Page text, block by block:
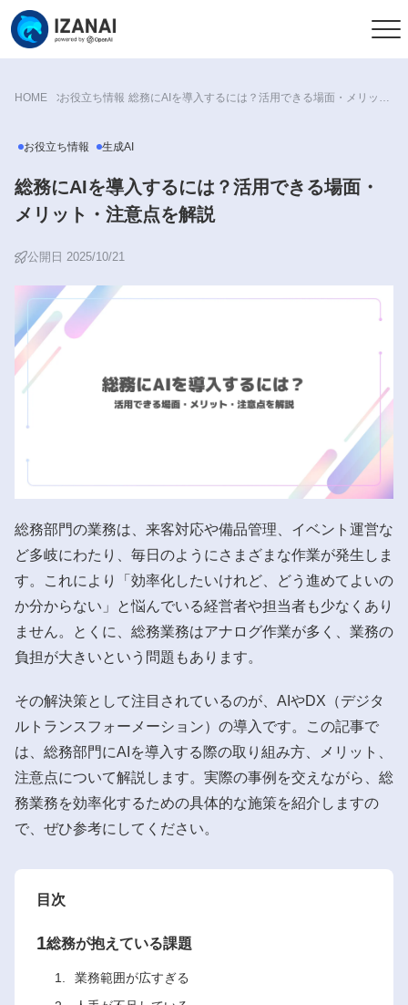
HOME お役立ち情報 総務にAIを導入するには？活用できる場面・メリット・注意点を解説
お役立ち情報 生成AI
総務にAIを導入するには？活用できる場面・
メリット・注意点を解説
公開日 2025/10/21
総務部門の業務は、来客対応や備品管理、イベント運営な
ど多岐にわたり、毎日のようにさまざまな作業が発生しま
す。これにより「効率化したいけれど、どう進めてよいの
か分からない」と悩んでいる経営者や担当者も少なくあり
ません。とくに、総務業務はアナログ作業が多く、業務の
負担が大きいという問題もあります。
その解決策として注目されているのが、AIやDX（デジタ
ルトランスフォーメーション）の導入です。この記事で
は、総務部門にAIを導入する際の取り組み方、メリット、
注意点について解説します。実際の事例を交えながら、総
務業務を効率化するための具体的な施策を紹介しますの
で、ぜひ参考にしてください。
目次
1総務が抱えている課題
業務範囲が広すぎる